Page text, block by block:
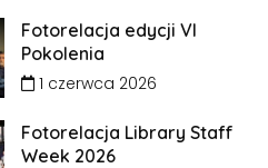
Fotorelacja edycji VI
Pokolenia
1 czerwca 2026
Fotorelacja Library Staff
Week 2026